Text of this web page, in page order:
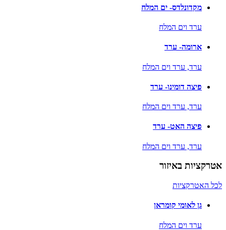
מקדונלדס- ים המלח
ערד וים המלח
ארומה- ערד
ערד, ערד וים המלח
פיצה דומינו- ערד
ערד, ערד וים המלח
פיצה האט- ערד
ערד, ערד וים המלח
אטרקציות באיזור
לכל האטרקציות
גן לאומי קומראן
ערד וים המלח